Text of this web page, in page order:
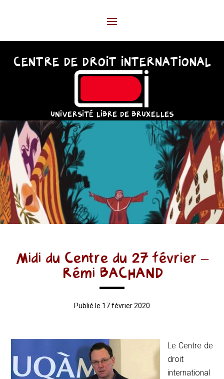
CENTRE DE DROIT INTERNATIONAL
UNIVERSITÉ LIBRE DE BRUXELLES
Midi du Centre du 27 février –
Rémi BACHAND
Publié le 17 février 2020
Le Centre de
droit
international